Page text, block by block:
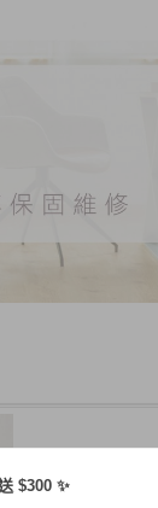
$300 ✨